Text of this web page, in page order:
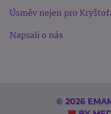
Úsměv nejen pro
Napsali o nás
© 2026